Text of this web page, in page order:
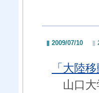
2009/07/10
「大陸
山口大